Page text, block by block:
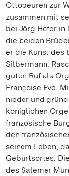
Ottobeuren zur
zusammen mit
bei Jörg Hofer in
die beiden
er die Kunst des
Silbermann.
guten Ruf als
Françoise Eve.
nieder und
königlichen
französische
den
seinem Leben,
Geburtsortes.
des Salemer